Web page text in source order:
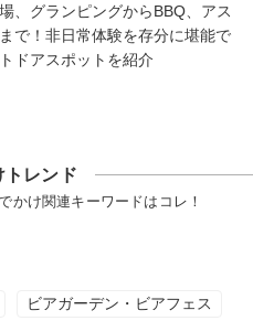
、グランピングからBBQ、アス
で！非日常体験を存分に堪能で
ドアスポットを紹介
トレンド
かけ関連キーワードはコレ！
ビアガーデン・ビアフェス